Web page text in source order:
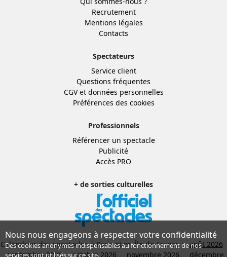
Recrutement
Mentions légales
Contacts
Spectateurs
Service client
Questions fréquentes
CGVet données personnelles
Préférences des cookies
Professionnels
Référencer un spectacle
Publicité
Accès PRO
+ de sorties culturelles
Calendrier des spectacles à Paris et en Île-de-France : août 2026
septembre 2026
octobre 2026 novembre 2026 décembre
Nous nous engageons à respecter votre confidentialité
Des cookies anonymes indispensables au fonctionnement de nos
services sont utilisés sur ce site.